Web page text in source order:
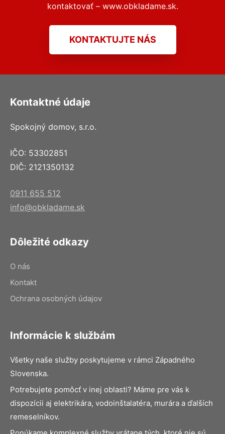
kontaktovať – www.obkladame.sk.
KONTAKTUJTE NÁS
Kontaktné údaje
Spokojný domov, s.r.o.
IČO: 53302851
DIČ: 2121350132
0911 655 512
info@obkladame.sk
Dôležité odkazy
O nás
Kontakt
Ochrana osobných údajov
Informácie k službám
Všetky naše služby poskytujeme v rámci Západného
Slovenska.
Potrebujete pomôcť v inej oblasti? Máme pre vás k
dispozícii aj elektrikára, vodoinštalatéra, murára a ďalších
remeselníkov.